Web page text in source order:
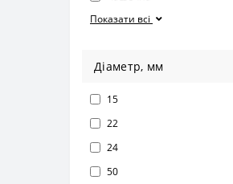
Показати всі
Дiаметр, мм
15
22
24
50